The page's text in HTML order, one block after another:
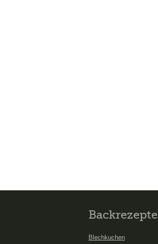
Backrezepte
Blechkuchen